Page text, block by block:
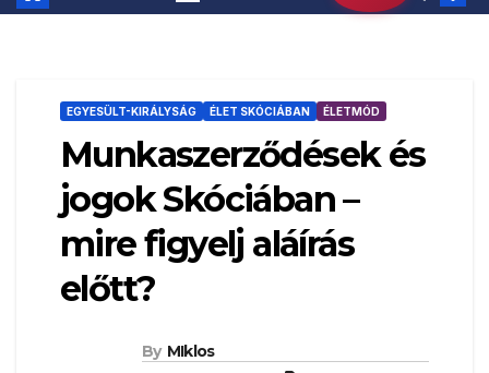
EGYESÜLT-KIRÁLYSÁG ÉLET SKÓCIÁBAN ÉLETMÓD
Munkaszerződések és
jogok Skóciában –
mire figyelj aláírás
előtt?
By MIklos